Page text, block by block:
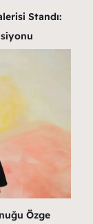
Standı:
Özge